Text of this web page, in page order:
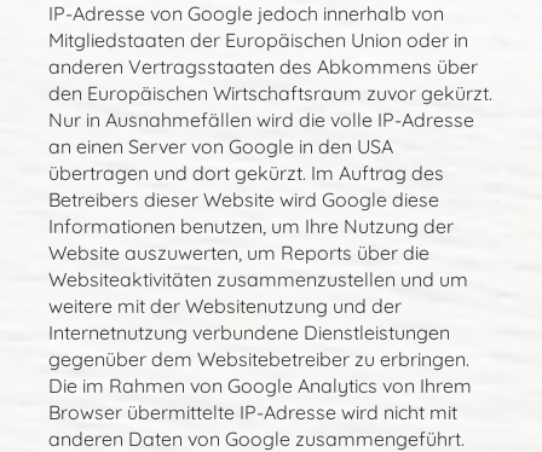
IP-Adresse von Google jedoch innerhalb von
Mitgliedstaaten der Europäischen Union oder in
anderen Vertragsstaaten des Abkommens über
den Europäischen Wirtschaftsraum zuvor gekürzt.
Nur in Ausnahmefällen wird die volle IP-Adresse
an einen Server von Google in den USA
übertragen und dort gekürzt. Im Auftrag des
Betreibers dieser Website wird Google diese
Informationen benutzen, um Ihre Nutzung der
Website auszuwerten, um Reports über die
Websiteaktivitäten zusammenzustellen und um
weitere mit der Websitenutzung und der
Internetnutzung verbundene Dienstleistungen
gegenüber dem Websitebetreiber zu erbringen.
Die im Rahmen von Google Analytics von Ihrem
Browser übermittelte IP-Adresse wird nicht mit
anderen Daten von Google zusammengeführt.